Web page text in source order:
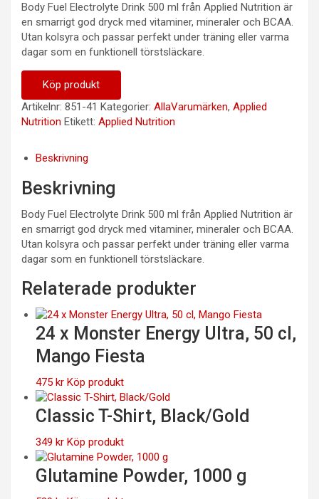
Body Fuel Electrolyte Drink 500 ml från Applied Nutrition är
en smarrigt god dryck med vitaminer, mineraler och BCAA.
Utan kolsyra och passar perfekt under träning eller varma
dagar som en funktionell törstsläckare.
Köp produkt
Artikelnr: 851-41 Kategorier: AllaVarumärken, Applied
Nutrition Etikett: Applied Nutrition
Beskrivning
Beskrivning
Body Fuel Electrolyte Drink 500 ml från Applied Nutrition är
en smarrigt god dryck med vitaminer, mineraler och BCAA.
Utan kolsyra och passar perfekt under träning eller varma
dagar som en funktionell törstsläckare.
Relaterade produkter
24 x Monster Energy Ultra, 50 cl,
Mango Fiesta
475 kr Köp produkt
Classic T-Shirt, Black/Gold
349 kr Köp produkt
Glutamine Powder, 1000 g